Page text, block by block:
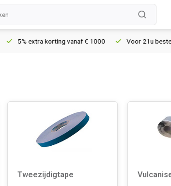
5% extra korting vanaf € 1000 Voor 21u besteld,
Tweezijdigtape